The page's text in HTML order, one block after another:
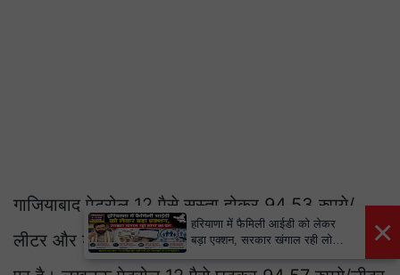
गाजियाबाद पेट्रोल 12 पैसे सस्ता होकर 94.53 रुपये/
लीटर और डीजल 14 पैसे सस्ता होकर 87.71 रुपये/लीटर ×
हरियाणा में फैमिली आईडी को लेकर
बड़ा एक्शन, सरकार खंगाल रही लोगों